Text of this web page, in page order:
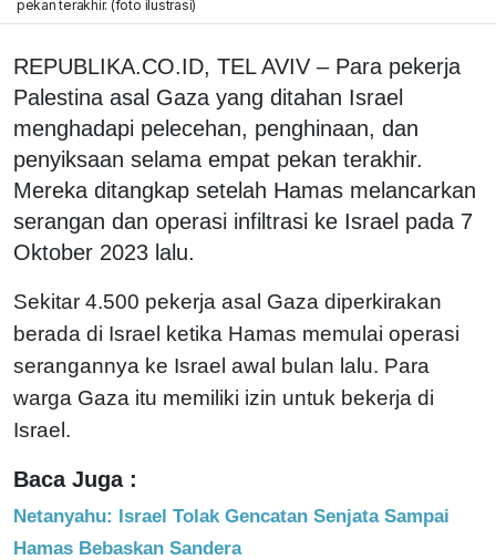
pekan terakhir. (foto ilustrasi)
REPUBLIKA.CO.ID, TEL AVIV – Para pekerja
Palestina asal Gaza yang ditahan Israel
menghadapi pelecehan, penghinaan, dan
penyiksaan selama empat pekan terakhir.
Mereka ditangkap setelah Hamas melancarkan
serangan dan operasi infiltrasi ke Israel pada 7
Oktober 2023 lalu.
Sekitar 4.500 pekerja asal Gaza diperkirakan
berada di Israel ketika Hamas memulai operasi
serangannya ke Israel awal bulan lalu. Para
warga Gaza itu memiliki izin untuk bekerja di
Israel.
Baca Juga :
Netanyahu: Israel Tolak Gencatan Senjata Sampai
Hamas Bebaskan Sandera